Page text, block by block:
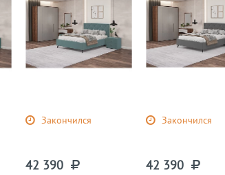
Закончился
42 390
Закончился
42 390